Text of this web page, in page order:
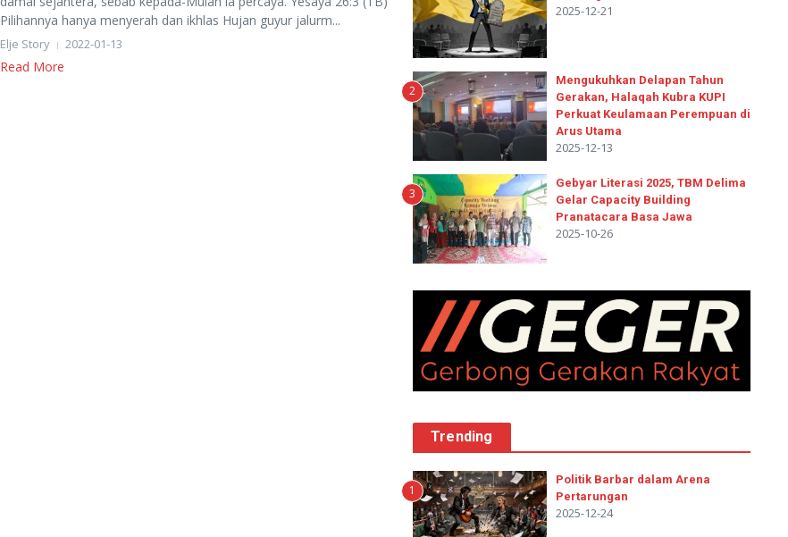
Pilihannya hanya menyerah dan ikhlas Hujan guyur jalurm...
Elje Story 2022-01-13
Read More
2025-12-21
2
Mengukuhkan Delapan Tahun
Gerakan, Halaqah Kubra KUPI
Perkuat Keulamaan Perempuan di
Arus Utama
2025-12-13
3
Gebyar Literasi 2025, TBM Delima
Gelar Capacity Building
Pranatacara Basa Jawa
2025-10-26
Trending
1
Politik Barbar dalam Arena
Pertarungan
2025-12-24